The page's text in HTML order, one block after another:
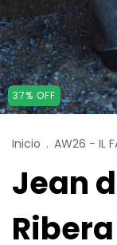
37% OFF
Inicio . AW26 - IL
Jean
Ribera